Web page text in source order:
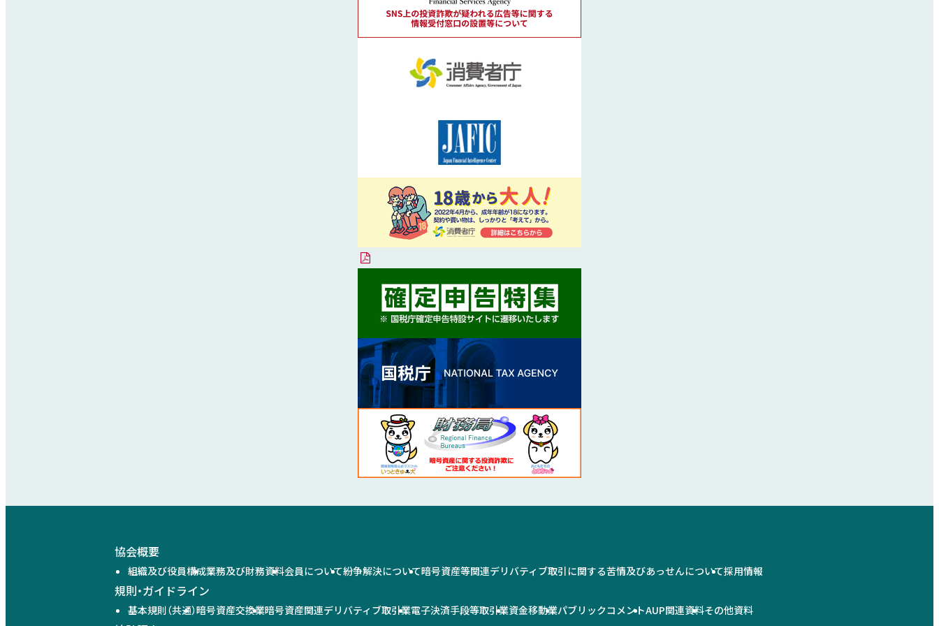
協会概要
組織及び役員構成業務及び財務資料会員について紛争解決について暗号資産等関連デリバティブ取引に関する苦情及びあっせんについて採用情報
規則・ガイドライン
基本規則（共通）暗号資産交換業暗号資産関連デリバティブ取引業電子決済手段等取引業資金移動業パブリックコメントAUP関連資料その他資料